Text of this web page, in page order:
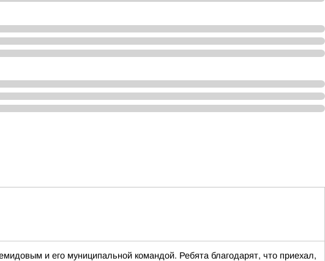
и его муниципальной командой. Ребята благодарят, что приехал,